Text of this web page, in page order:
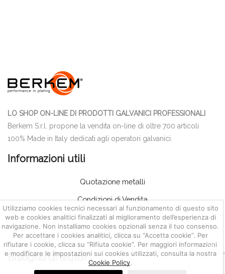
Utilizziamo cookies tecnici necessari al funzionamento di questo sito
web e cookies analitici finalizzati al miglioramento dell’esperienza di
navigazione. Non installiamo cookies opzionali senza il tuo consenso.
Per accettare i cookies analitici, clicca su “Accetta cookie”. Per
rifiutare i cookie, clicca su “Rifiuta cookie”. Per maggiori informazioni
e modificare le impostazioni sui cookies utilizzati, consulta la nostra
Cookie Policy.
LO SHOP ON-LINE DI PRODOTTI GALVANICI PROFESSIONALI
Berkem S.r.l. propone la vendita on-line di oltre 700 articoli
100% Made in Italy dedicati agli operatori galvanici.
Informazioni utili
Quotazione metalli
Condizioni di Vendita
Cookie policy
Privacy policy
Bisogno di aiuto?